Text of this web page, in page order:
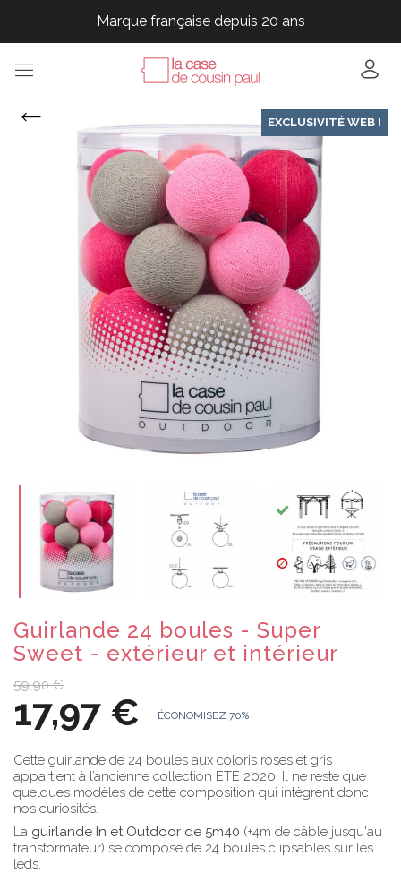
Marque française depuis 20 ans
Marque française depuis 20 ans
Marque française depuis 20 ans
EXCLUSIVITÉ WEB !
Guirlande 24 boules - Super
Sweet - extérieur et intérieur
59,90 €
17,97 € ÉCONOMISEZ 70%
Cette guirlande de 24 boules aux coloris roses et gris
appartient à l’ancienne collection ETE 2020. Il ne reste que
quelques modèles de cette composition qui intègrent donc
nos curiosités.
La guirlande In et Outdoor de 5m40 (+4m de câble jusqu'au
transformateur) se compose de 24 boules clipsables sur les
leds.